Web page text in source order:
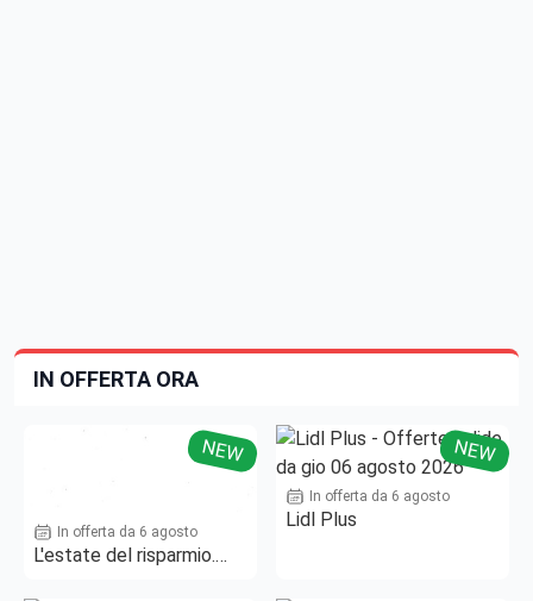
IN OFFERTA ORA
NEW
In offerta da 6 agosto
L'estate del risparmio.
NEW
In offerta da 6 agosto
Lidl Plus